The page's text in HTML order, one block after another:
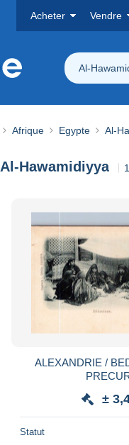
Acheter Vendre
Al-
Afrique Egypte Al-
Al-Hawamidiyya
ALEXANDRIE /
±
Statut